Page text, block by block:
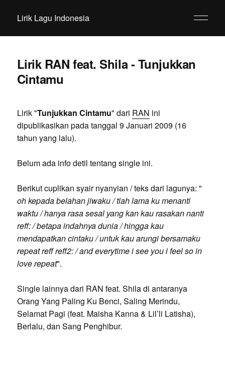
Lirik Lagu Indonesia
Lirik RAN feat. Shila - Tunjukkan
Cintamu
Lirik "Tunjukkan Cintamu" dari RAN ini
dipublikasikan pada tanggal 9 Januari 2009 (16
tahun yang lalu).
Belum ada info detil tentang single ini.
Berikut cuplikan syair nyanyian / teks dari lagunya: "
oh kepada belahan jiwaku / tlah lama ku menanti
waktu / hanya rasa sesal yang kan kau rasakan nanti
reff: / betapa indahnya dunia / hingga kau
mendapatkan cintaku / untuk kau arungi bersamaku
repeat reff reff2: / and everytime i see you i feel so in
love repeat".
Single lainnya dari RAN feat. Shila di antaranya
Orang Yang Paling Ku Benci, Saling Merindu,
Selamat Pagi (feat. Maisha Kanna & Lil’li Latisha),
Berlalu, dan Sang Penghibur.